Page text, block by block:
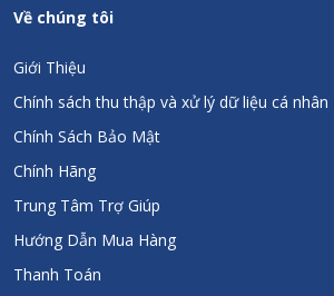
Về chúng tôi
Giới Thiệu
Chính sách thu thập và xử lý dữ liệu cá nhân
Chính Sách Bảo Mật
Chính Hãng
Trung Tâm Trợ Giúp
Hướng Dẫn Mua Hàng
Thanh Toán